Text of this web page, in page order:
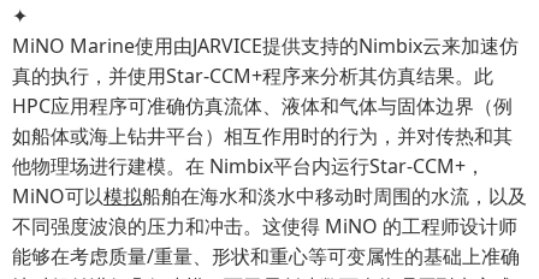
✦
MiNO Marine使用由JARVICE提供支持的Nimbix云来加速仿
真的执行，并使用Star-CCM+程序来分析其仿真结果。此
HPC应用程序可准确仿真流体、液体和气体与固体边界（例
如船体或海上钻井平台）相互作用时的行为，并对传热和其
他物理场进行建模。在 Nimbix平台内运行Star-CCM+，
MiNO可以模拟船舶在海水和淡水中移动时周围的水流，以及
不同强度波浪的压力和冲击。这使得 MiNO 的工程师设计师
能够在考虑质量/重量、形状和重心等可变属性的基础上准确